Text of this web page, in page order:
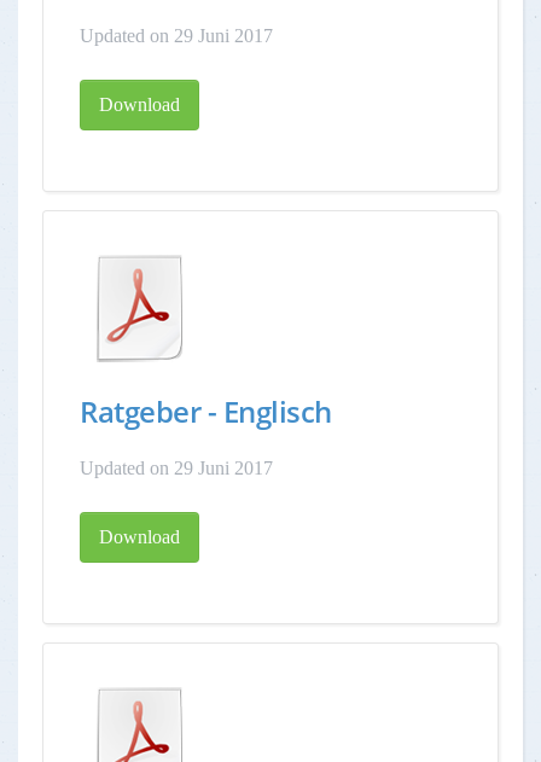
Updated on 29 Juni 2017
Download
Ratgeber - Englisch
Updated on 29 Juni 2017
Download